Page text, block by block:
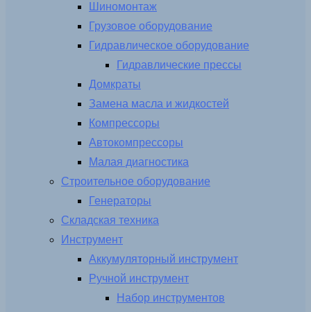
Шиномонтаж
Грузовое оборудование
Гидравлическое оборудование
Гидравлические прессы
Домкраты
Замена масла и жидкостей
Компрессоры
Автокомпрессоры
Малая диагностика
Строительное оборудование
Генераторы
Складская техника
Инструмент
Аккумуляторный инструмент
Ручной инструмент
Набор инструментов